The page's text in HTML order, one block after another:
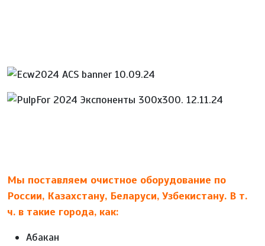
Мы поставляем очистное оборудование по
России, Казахстану, Беларуси, Узбекистану. В т.
ч. в такие города, как:
Абакан